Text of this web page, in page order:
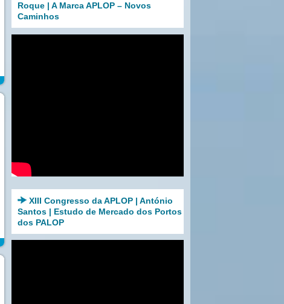
Roque | A Marca APLOP – Novos
Caminhos
XIII Congresso da APLOP | António
Santos | Estudo de Mercado dos Portos
dos PALOP